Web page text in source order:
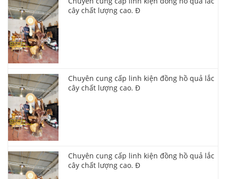
cây chất lượng cao. Đ
Chuyên cung cấp linh kiện đồng hồ quả lắc
cây chất lượng cao. Đ
Chuyên cung cấp linh kiện đồng hồ quả lắc
cây chất lượng cao. Đ